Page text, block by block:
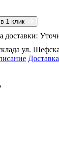
1 клик
доставки:
ул.